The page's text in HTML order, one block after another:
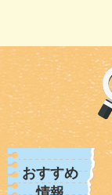
おすすめ